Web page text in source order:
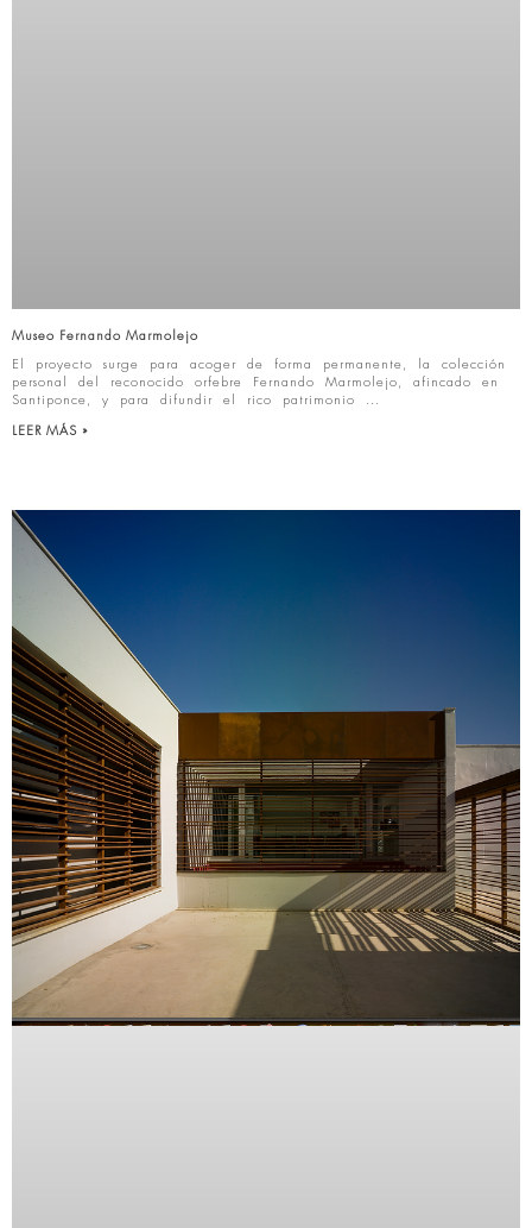
Museo Fernando Marmolejo
El proyecto surge para acoger de forma permanente, la colección
personal del reconocido orfebre Fernando Marmolejo, afincado en
Santiponce, y para difundir el rico patrimonio
LEER MÁS »